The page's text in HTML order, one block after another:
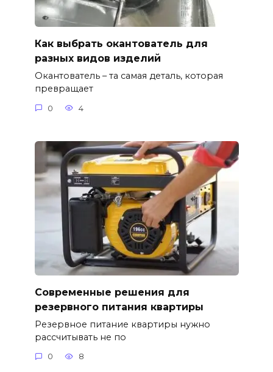
Как выбрать окантователь для
разных видов изделий
Окантователь – та самая деталь, которая
превращает
0 4
Современные решения для
резервного питания квартиры
Резервное питание квартиры нужно
рассчитывать не по
0 8